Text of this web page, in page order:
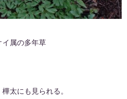
イ属の多年草
太にも見られる。